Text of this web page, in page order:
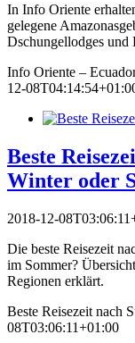
In Info Oriente
gelegene
Dschungellodges und
Info Oriente –
12-
Beste
Winter oder
2018-12-
Die beste Reisezeit
im Sommer?
Regionen erklärt.
Beste Reisezeit nach
08T03:06:11+01:00